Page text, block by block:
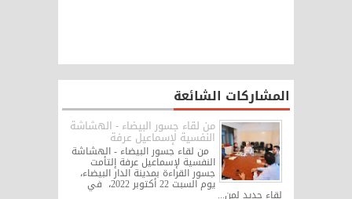
المشاركات الشائعة
من لقاء جسور البيضاء - الهشاشة
النفسية لإسماعيل عرفة
من لقاء جسور البيضاء - الهشاشة
النفسية لإسماعيل عرفة إلتأمت
جسور القراءة بمدينة الدار البيضاء،
يوم السبت 22 أكتوبر 2022، في
لقاء جديد لمن...